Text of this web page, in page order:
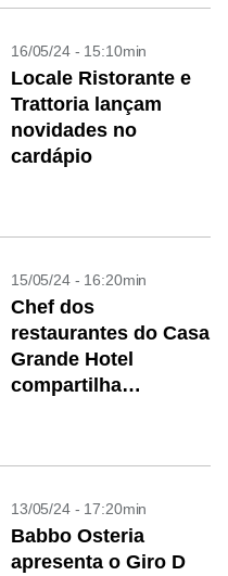
16/05/24 - 15:10min
Locale Ristorante e
Trattoria lançam
novidades no
cardápio
15/05/24 - 16:20min
Chef dos
restaurantes do Casa
Grande Hotel
compartilha
13/05/24 - 17:20min
Babbo Osteria
apresenta o Giro D